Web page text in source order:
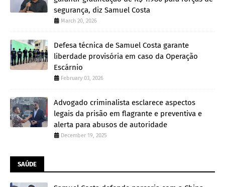
segurança, diz Samuel Costa
March 20, 2026
Defesa técnica de Samuel Costa garante
liberdade provisória em caso da Operação
Escárnio
February 03, 2026
Advogado criminalista esclarece aspectos
legais da prisão em flagrante e preventiva e
alerta para abusos de autoridade
December 19, 2025
SAÚDE